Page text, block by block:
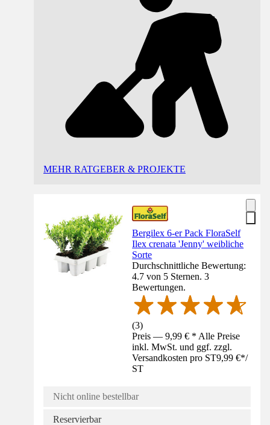
MEHR RATGEBER & PROJEKTE
Bergilex 6-er Pack FloraSelf
Ilex crenata 'Jenny' weibliche
Sorte
Durchschnittliche Bewertung:
4.7 von 5 Sternen. 3
Bewertungen.
(3)
Preis — 9,99 € * Alle Preise
inkl. MwSt. und ggf. zzgl.
Versandkosten pro ST9,99 €*/
ST
Nicht online bestellbar
Reservierbar